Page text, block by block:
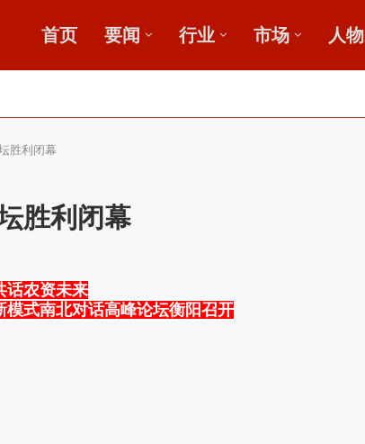
首页 要闻 行业 市场 人物
磅启幕
胜利闭幕
胜利闭幕
话农资未来
式南北对话高峰论坛衡阳召开